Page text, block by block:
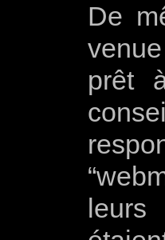
De
prêt
leurs